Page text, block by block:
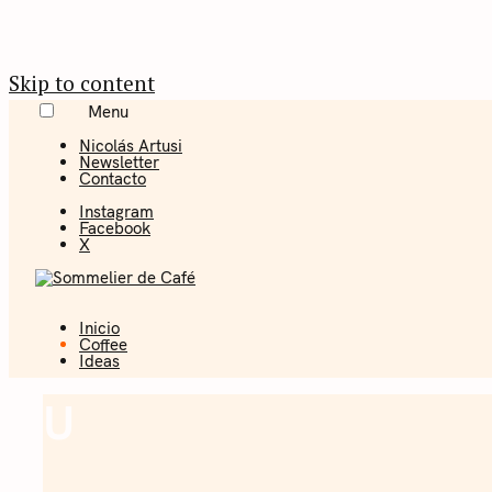
Skip to content
Menu
Nicolás Artusi
Newsletter
Contacto
Instagram
Facebook
X
Coffee + Ideas
Inicio
Coffee
Ideas